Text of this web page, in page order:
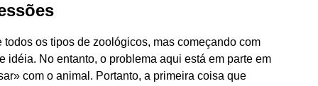
os tipos de zoológicos, mas começando com
idéia. No entanto, o problema aqui está em parte em
com o animal. Portanto, a primeira coisa que